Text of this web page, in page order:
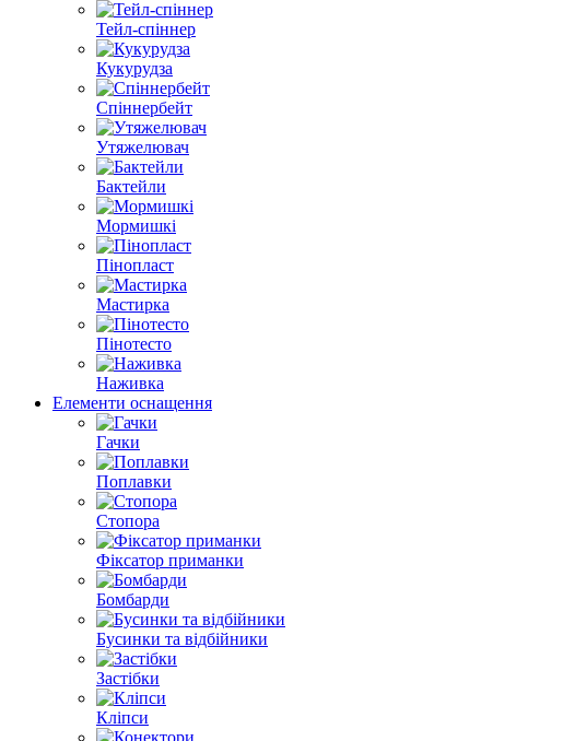
Тейл-спіннер
Кукурудза
Спіннербейт
Утяжелювач
Бактейли
Мормишкі
Пінопласт
Мастирка
Пінотесто
Наживка
Елементи оснащення
Гачки
Поплавки
Стопора
Фіксатор приманки
Бомбарди
Бусинки та відбійники
Застібки
Кліпси